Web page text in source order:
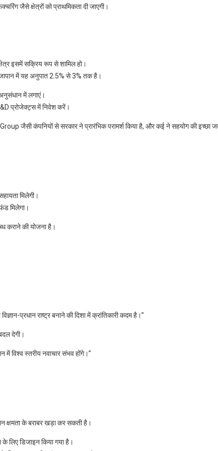
जैसे क्षेत्रों को प्राथमिकता दी जाएगी।
इसमें सक्रिय रूप से शामिल हो।
में यह अनुपात 2.5% से 3% तक है।
में लगाएं।
R&D प्रोजेक्ट्स में निवेश करें।
कंपनियों से सरकार ने प्रारंभिक परामर्श किया है, और कई ने सहयोग की इच्छा
मिलेगी।
मिलेगा।
कराने की योजना है।
प्रधान राष्ट्र बनाने की दिशा में क्रांतिकारी कदम है।”
देगी।
में विश्व स्तरीय नवाचार संभव होंगे।”
क्षमता के बराबर खड़ा कर सकती है।
लिए डिजाइन किया गया है।